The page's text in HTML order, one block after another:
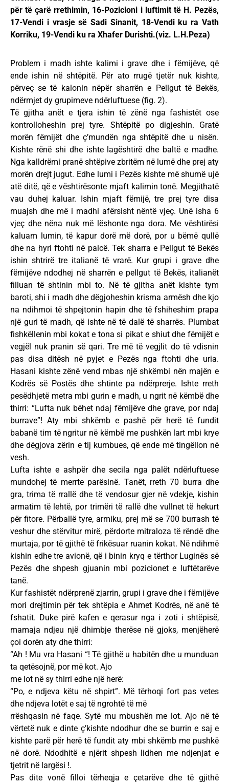
për të çarë rrethimin, 16-Pozicioni i luftimit të H. Pezës,
17-Vendi i vrasje së Sadi Sinanit, 18-Vendi ku ra Vath
Korriku, 19-Vendi ku ra Xhafer Durishti.(viz. L.H.Peza)
Problem i madh ishte kalimi i grave dhe i fëmijëve, që
ende ishin në shtëpitë. Për ato rrugë tjetër nuk kishte,
përveç se të kalonin nëpër sharrën e Pellgut të Bekës,
ndërmjet dy grupimeve ndërluftuese (fig. 2).
Të gjitha anët e tjera ishin të zënë nga fashistët ose
kontrolloheshin prej tyre. Shtëpitë po digjeshin. Gratë
morën fëmijët dhe ç’mundën nga shtëpitë dhe u nisën.
Kishte rënë shi dhe ishte lagështirë dhe baltë e madhe.
Nga kalldrëmi pranë shtëpive zbritëm në lumë dhe prej aty
morën drejt jugut. Edhe lumi i Pezës kishte më shumë ujë
atë ditë, që e vështirësonte mjaft kalimin tonë. Megjithatë
vau duhej kaluar. Ishin mjaft fëmijë, tre prej tyre disa
muajsh dhe më i madhi afërsisht nëntë vjeç. Unë isha 6
vjeç dhe nëna nuk më lëshonte nga dora. Me vështirësi
kaluam lumin, të kapur dorë më dorë, por u bëmë qullë
dhe na hyri ftohti në palcë. Tek sharra e Pellgut të Bekës
ishin shtrirë tre italianë të vrarë. Kur grupi i grave dhe
fëmijëve ndodhej në sharrën e pellgut të Bekës, italianët
filluan të shtinin mbi to. Në të gjitha anët kishte tym
baroti, shi i madh dhe dëgjoheshin krisma armësh dhe kjo
na ndihmoi të shpejtonin hapin dhe të fshiheshim prapa
një guri të madh, që ishte në të dalë të sharrës. Plumbat
fishkëllenin mbi kokat e tona si pikat e shiut dhe fëmijët e
vegjël nuk pranin së qari. Tre më të vegjlit do të vdisnin
pas disa ditësh në pyjet e Pezës nga ftohti dhe uria.
Hasani kishte zënë vend mbas një shkëmbi nën majën e
Kodrës së Postës dhe shtinte pa ndërprerje. Ishte rreth
pesëdhjetë metra mbi gurin e madh, u ngrit në këmbë dhe
thirri: “Lufta nuk bëhet ndaj fëmijëve dhe grave, por ndaj
burrave”! Aty mbi shkëmb e pashë për herë të fundit
babanë tim të ngritur në këmbë me pushkën lart mbi krye
dhe dëgjova zërin e tij kumbues, që ende më tingëllon në
vesh.
Lufta ishte e ashpër dhe secila nga palët ndërluftuese
mundohej të merrte parësinë. Tanët, rreth 70 burra dhe
gra, trima të rrallë dhe të vendosur gjer në vdekje, kishin
armatim të lehtë, por trimëri të rallë dhe vullnet të hekurt
për fitore. Përballë tyre, armiku, prej më se 700 burrash të
veshur dhe stërvitur mirë, përdorte mitraloza të rëndë dhe
murtaja, por të gjithë të frikësuar ruanin kokat. Në ndihmë
kishin edhe tre avionë, që i binin kryq e tërthor Luginës së
Pezës dhe shpesh gjuanin mbi pozicionet e luftëtarëve
tanë.
Kur fashistët ndërprenë zjarrin, grupi i grave dhe i fëmijëve
mori drejtimin për tek shtëpia e Ahmet Kodrës, në anë të
fshatit. Duke pirë kafen e qerasur nga i zoti i shtëpisë,
mamaja ndjeu një dhimbje therëse në gjoks, menjëherë
çoi dorën aty dhe thirri:
“Ah ! Mu vra Hasani “! Të gjithë u habitën dhe u munduan
ta qetësojnë, por më kot. Ajo
me lot në sy thirri edhe një herë:
“Po, e ndjeva këtu në shpirt”. Më tërhoqi fort pas vetes
dhe ndjeva lotët e saj të ngrohtë të më
rrëshqasin në faqe. Sytë mu mbushën me lot. Ajo në të
vërtetë nuk e dinte ç’kishte ndodhur dhe se burrin e saj e
kishte parë për herë të fundit aty mbi shkëmb me pushkë
në dorë. Ndodhitë e njërit shpesh lidhen me ndjenjat e
tjetrit në largësi !.
Pas dite vonë filloi tërheqja e çetarëve dhe të gjithë